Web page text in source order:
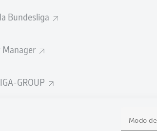
Bundesliga
Manager
GROUP
Modo
2025/